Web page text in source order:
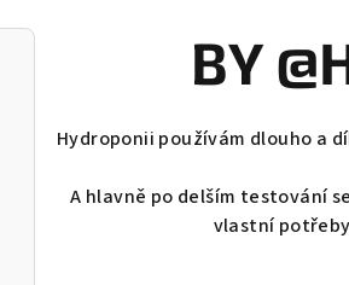
BY
Hydroponii používám dlouho a
A hlavně po delším testování
vlastní